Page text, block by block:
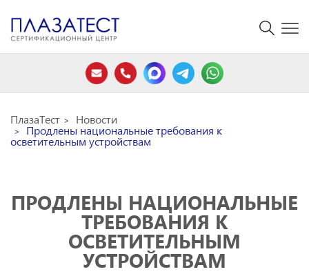
ПлазаТест Новости
Продлены национальные требования к
осветительным устройствам
ПРОДЛЕНЫ НАЦИОНАЛЬНЫЕ
ТРЕБОВАНИЯ К
ОСВЕТИТЕЛЬНЫМ
УСТРОЙСТВАМ